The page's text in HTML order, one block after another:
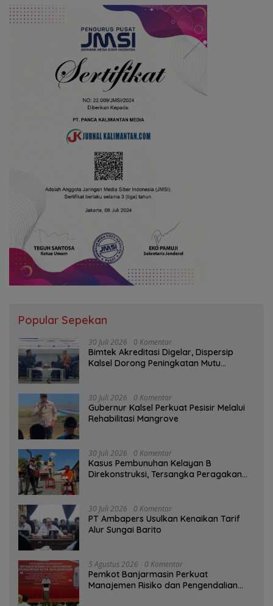
Popular Sepekan
30 Juli 2026 0 Komentar
Bimtek Akreditasi Digelar, Dispersip
Kalsel Dorong Peningkatan Mutu
30 Juli 2026 0 Komentar
Gubernur Kalsel Perkuat Pesisir Melalui
Rehabilitasi Mangrove
30 Juli 2026 0 Komentar
Kasus Pembunuhan Kelayan B
Direkonstruksi, Tersangka Peragakan
30 Juli 2026 0 Komentar
PT Ambapers Usulkan Kenaikan Tarif
Alur Sungai Barito
5 Agustus 2026 0 Komentar
Pemkot Banjarmasin Perkuat
Manajemen Risiko dan Pengendalian